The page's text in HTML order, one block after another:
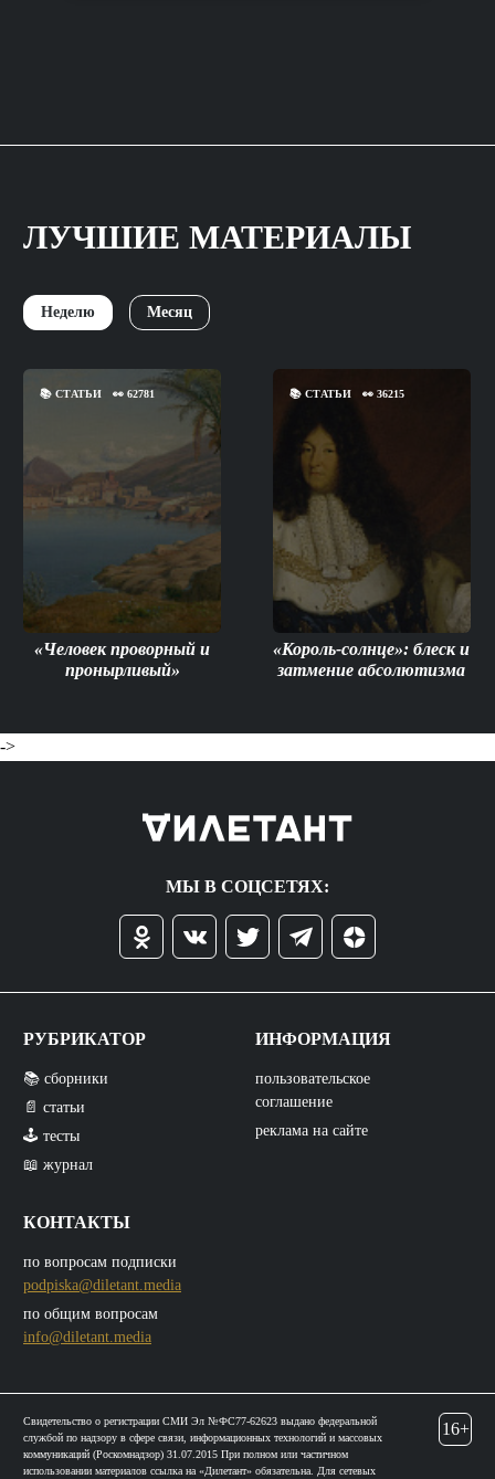
ЛУЧШИЕ МАТЕРИАЛЫ
Неделю Месяц
📚 СТАТЬИ 👀 62781
«Человек проворный и
пронырливый»
📚СТАТЬИ 👀36215
«Король-солнце»: блеск и
затмение абсолютизма
->
МЫ В СОЦСЕТЯХ:
РУБРИКАТОР
📚 сборники
📄 статьи
🕹️ тесты
📖 журнал
КОНТАКТЫ
по вопросам подписки
podpiska@diletant.media
по общим вопросам
info@diletant.media
ИНФОРМАЦИЯ
пользовательское
соглашение
реклама на сайте
Свидетельство о регистрации СМИ Эл №ФС77-62623 выдано федеральной
службой по надзору в сфере связи, информационных технологий и массовых
коммуникаций (Роскомнадзор) 31.07.2015 При полном или частичном
использовании материалов ссылка на «Дилетант» обязательна. Для сетевых
16+